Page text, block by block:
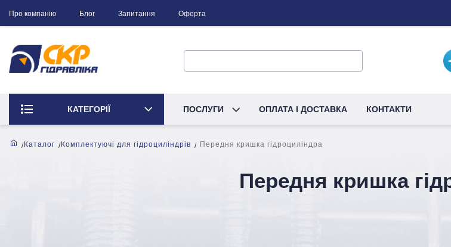
Про компанію Блог Запитання Оферта
КАТЕГОРІЇ ПОСЛУГИ ОПЛАТА І ДОСТАВКА КОНТАКТИ
Каталог Комплектуючі для гідроциліндрів Передня кришка гідроциліндра
Передня кришка